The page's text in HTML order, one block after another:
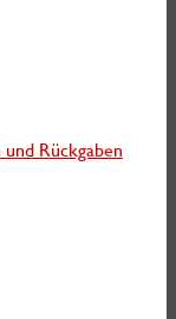
Rückgaben